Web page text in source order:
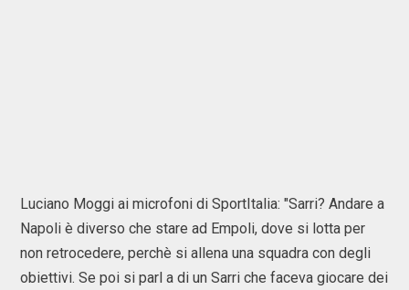
Luciano Moggi ai microfoni di SportItalia: "Sarri? Andare a
Napoli è diverso che stare ad Empoli, dove si lotta per
non retrocedere, perchè si allena una squadra con degli
obiettivi. Se poi si parl a di un Sarri che faceva giocare dei